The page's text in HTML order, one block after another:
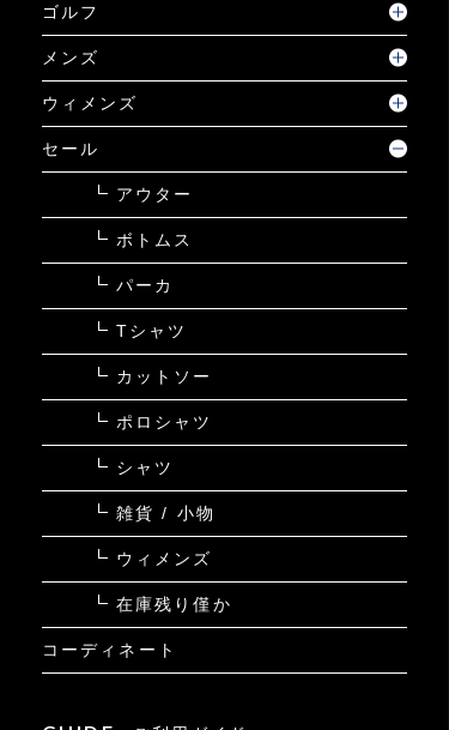
ゴルフ
メンズ
ウィメンズ
セール
アウター
ボトムス
パーカ
Tシャツ
カットソー
ポロシャツ
シャツ
雑貨 / 小物
ウィメンズ
在庫残り僅か
コーディネート